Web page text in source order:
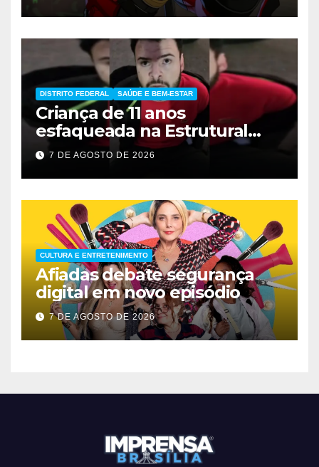
DISTRITO FEDERAL SAÚDE E BEM-ESTAR
Criança de 11 anos
esfaqueada na Estrutural
apresenta melhora
significativa
7 DE AGOSTO DE 2026
CULTURA E ENTRETENIMENTO
Afiadas debate segurança
digital em novo episódio
7 DE AGOSTO DE 2026